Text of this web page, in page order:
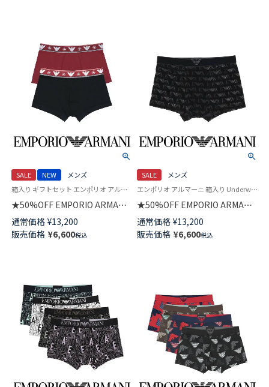
SALE NEW
メンズ
箱入り ギフトセット エンポリオ アルマーニ アンダーウェア 男性 下着 パンツ
★50%OFF EMPORIO ARMANI
【2枚セット】HOLIDAYS
JACQUARD ホリデーズ ジャカ
ード ボクサーパンツ 【S/M/L】 前
通常価格 ¥13,200
販売価格 ¥6,600税込
SALE
メンズ
エンポリオ アルマーニ 箱入り Underwear 男性 下着 パンツ アンダーウェア
★50%OFF EMPORIO ARMANI
JACQUARD VELVET ジャカード
ベルベット ボクサーパンツ
【S/M/L】 前閉じ EUサイズ メン
通常価格 ¥13,200
販売価格 ¥6,600税込